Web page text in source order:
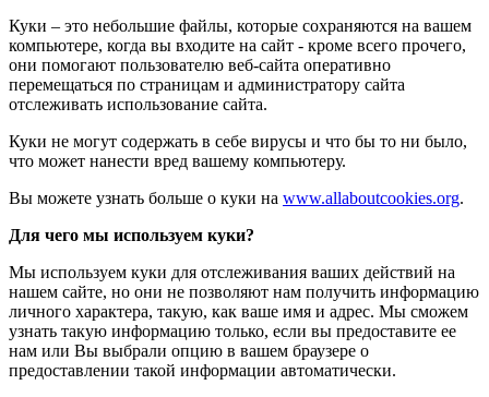
Куки – это небольшие файлы, которые сохраняются на вашем
компьютере, когда вы входите на сайт - кроме всего прочего,
они помогают пользователю веб-сайта оперативно
перемещаться по страницам и администратору сайта
отслеживать использование сайта.
Куки не могут содержать в себе вирусы и что бы то ни было,
что может нанести вред вашему компьютеру.
Вы можете узнать больше о куки на www.allaboutcookies.org.
Для чего мы используем куки?
Мы используем куки для отслеживания ваших действий на
нашем сайте, но они не позволяют нам получить информацию
личного характера, такую, как ваше имя и адрес. Мы сможем
узнать такую информацию только, если вы предоставите ее
нам или Вы выбрали опцию в вашем браузере о
предоставлении такой информации автоматически.